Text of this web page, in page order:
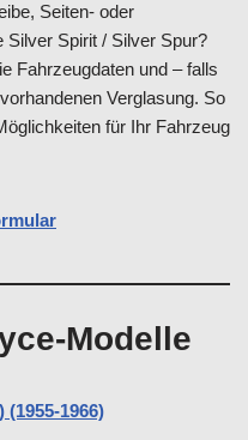
Seiten- oder
Spirit / Silver Spur?
Fahrzeugdaten und – falls
Verglasung. So
für Ihr Fahrzeug
Modelle
1966)